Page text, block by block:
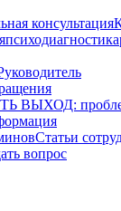
консультация
психодиагностика
ВЫХОД:
Статьи
вопрос